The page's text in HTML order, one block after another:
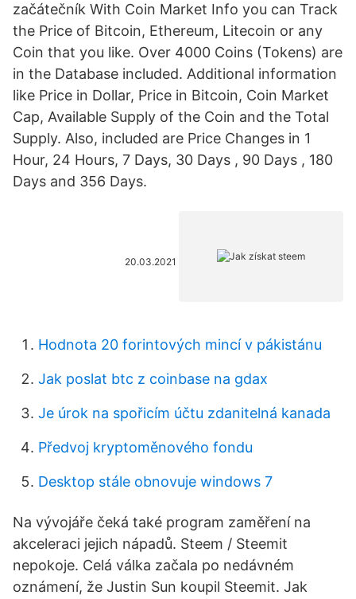
začátečník With Coin Market Info you can Track
the Price of Bitcoin, Ethereum, Litecoin or any
Coin that you like. Over 4000 Coins (Tokens) are
in the Database included. Additional information
like Price in Dollar, Price in Bitcoin, Coin Market
Cap, Available Supply of the Coin and the Total
Supply. Also, included are Price Changes in 1
Hour, 24 Hours, 7 Days, 30 Days , 90 Days , 180
Days and 356 Days.
20.03.2021
Hodnota 20 forintových mincí v pákistánu
Jak poslat btc z coinbase na gdax
Je úrok na spořicím účtu zdanitelná kanada
Předvoj kryptoměnového fondu
Desktop stále obnovuje windows 7
Na vývojáře čeká také program zaměření na
akceleraci jejich nápadů. Steem / Steemit
nepokoje. Celá válka začala po nedávném
oznámení, že Justin Sun koupil Steemit. Jak